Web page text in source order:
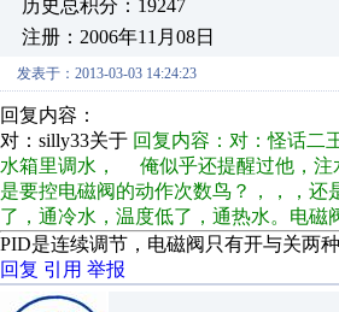
历史总积分：19247
注册：2006年11月08日
发表于：2013-03-03 14:24:23
回复内容：
对：silly33关于 回复内容：对：怪话二
水箱里调水， 俺似乎还提醒过他，注
是要控电磁阀的动作次数鸟？，，，
了，通冷水，温度低了，通热水。电
PID是连续调节，电磁阀只有开与关两
回复 引用 举报